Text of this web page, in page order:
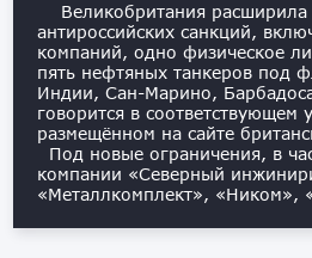
Великобритания расширила
антироссийских санкций,
компаний, одно физическое
пять нефтяных танкеров под
Индии, Сан-Марино,
говорится в соответствующем
размещённом на сайте
Под новые ограничения, в
компании «Северный
«Металлкомплект», «Ником»,